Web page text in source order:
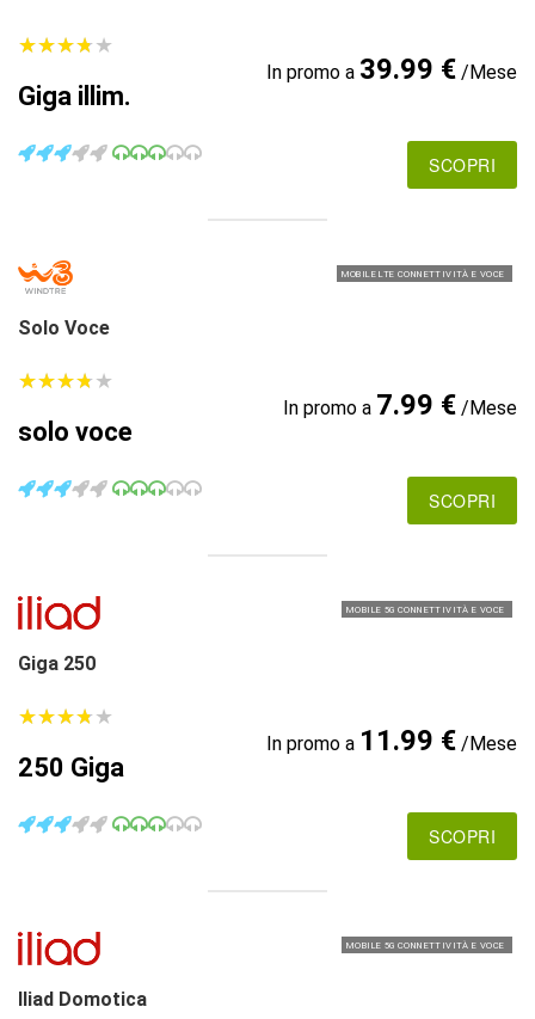
★★★★★
★★★★★
Giga illim.
In promo a 39.99 €/Mese
SCOPRI
MOBILE LTE CONNETTIVITÀ E VOCE
Solo Voce
★★★★★
★★★★★
solo voce
In promo a 7.99 €/Mese
SCOPRI
MOBILE 5G CONNETTIVITÀ E VOCE
Giga 250
★★★★★
★★★★★
250 Giga
In promo a 11.99 €/Mese
SCOPRI
MOBILE 5G CONNETTIVITÀ E VOCE
Iliad Domotica